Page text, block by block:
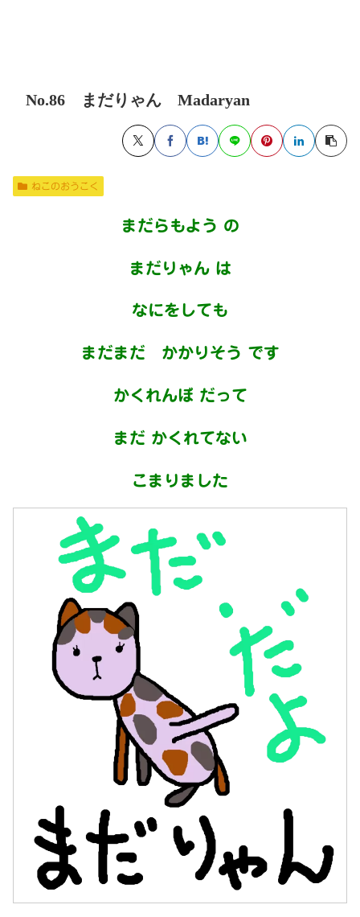
No.86 まだりゃん Madaryan
ねこのおうこく
まだらもよう の
まだりゃん は
なにをしても
まだまだ かかりそう です
かくれんぼ だって
まだ かくれてない
こまりました